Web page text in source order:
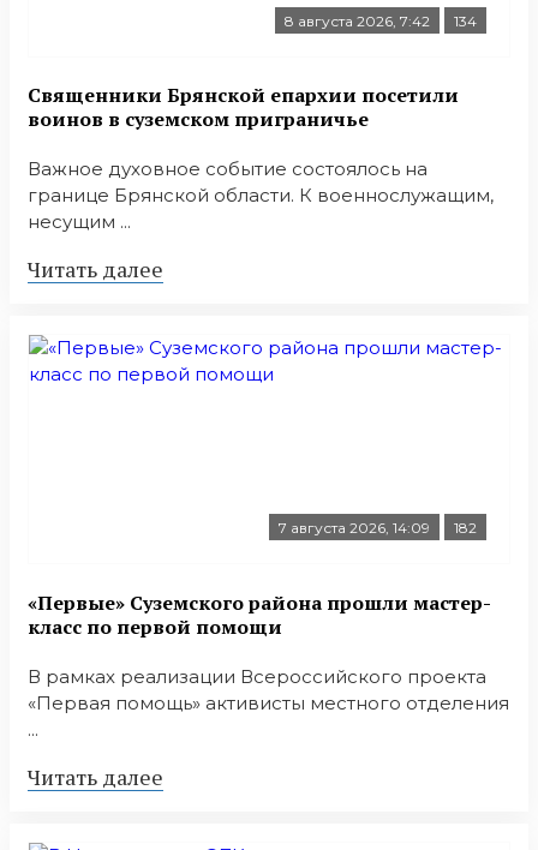
8 августа 2026, 7:42 134
Священники Брянской епархии посетили
воинов в суземском приграничье
Важное духовное событие состоялось на
границе Брянской области. К военнослужащим,
несущим ...
Читать далее
7 августа 2026, 14:09 182
«Первые» Суземского района прошли мастер-
класс по первой помощи
В рамках реализации Всероссийского проекта
«Первая помощь» активисты местного отделения
...
Читать далее